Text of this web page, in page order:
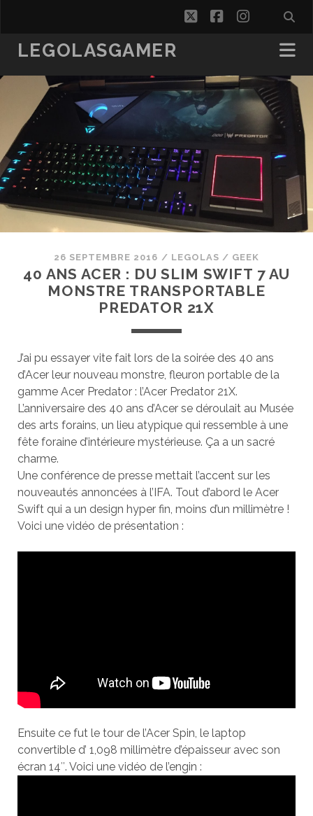
twitterfacebook
LEGOLASGAMER
26 SEPTEMBRE 2016 / LEGOLAS / GEEK
40 ANS ACER : DU SLIM SWIFT 7 AU
MONSTRE TRANSPORTABLE
PREDATOR 21X
J’ai pu essayer vite fait lors de la soirée des 40 ans
d’Acer leur nouveau monstre, fleuron portable de la
gamme Acer Predator : l’Acer Predator 21X.
L’anniversaire des 40 ans d’Acer se déroulait au Musée
des arts forains, un lieu atypique qui ressemble à une
fête foraine d’intérieure mystérieuse. Ça a un sacré
charme.
Une conférence de presse mettait l’accent sur les
nouveautés annoncées à l’IFA. Tout d’abord le Acer
Swift qui a un design hyper fin, moins d’un millimètre !
Voici une vidéo de présentation :
Ensuite ce fut le tour de l’Acer Spin, le laptop
convertible d’ 1,098 millimètre d’épaisseur avec son
écran 14″. Voici une vidéo de l’engin :